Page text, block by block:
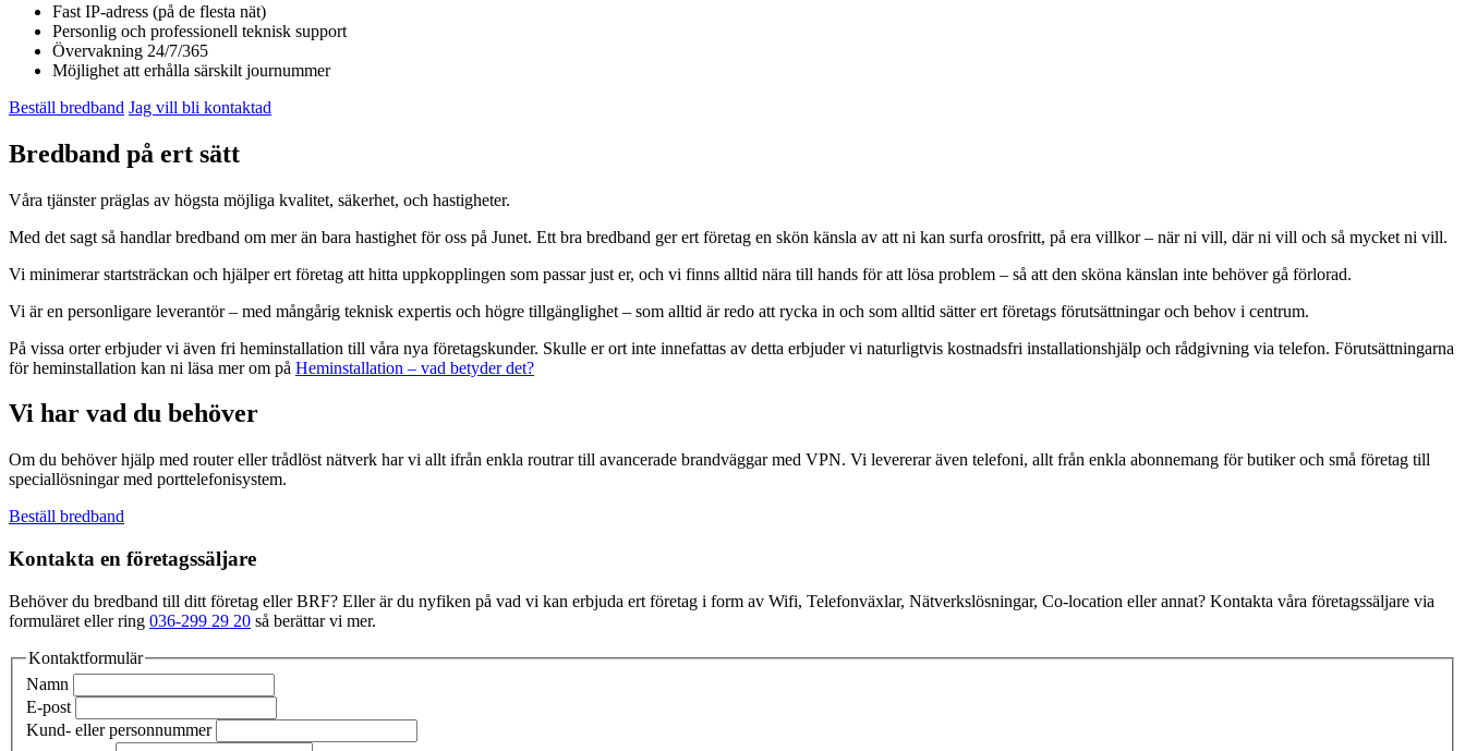
Fast IP-adress (på de flesta nät)
Personlig och professionell teknisk support
Övervakning 24/7/365
Möjlighet att erhålla särskilt journummer
Beställ bredband Jag vill bli kontaktad
Bredband på ert sätt
Våra tjänster präglas av högsta möjliga kvalitet, säkerhet, och hastigheter.
Med det sagt så handlar bredband om mer än bara hastighet för oss på Junet. Ett bra bredband ger ert företag en skön känsla av att ni kan surfa orosfritt, på era villkor – när ni vill, där ni vill och så mycket ni vill.
Vi minimerar startsträckan och hjälper ert företag att hitta uppkopplingen som passar just er, och vi finns alltid nära till hands för att lösa problem – så att den sköna känslan inte behöver gå förlorad.
Vi är en personligare leverantör – med mångårig teknisk expertis och högre tillgänglighet – som alltid är redo att rycka in och som alltid sätter ert företags förutsättningar och behov i centrum.
På vissa orter erbjuder vi även fri heminstallation till våra nya företagskunder. Skulle er ort inte innefattas av detta erbjuder vi naturligtvis kostnadsfri installationshjälp och rådgivning via telefon. Förutsättningarna
för heminstallation kan ni läsa mer om på Heminstallation – vad betyder det?
Vi har vad du behöver
Om du behöver hjälp med router eller trådlöst nätverk har vi allt ifrån enkla routrar till avancerade brandväggar med VPN. Vi levererar även telefoni, allt från enkla abonnemang för butiker och små företag till
speciallösningar med porttelefonisystem.
Beställ bredband
Kontakta en företagssäljare
Behöver du bredband till ditt företag eller BRF? Eller är du nyfiken på vad vi kan erbjuda ert företag i form av Wifi, Telefonväxlar, Nätverkslösningar, Co-location eller annat? Kontakta våra företagssäljare via
formuläret eller ring 036-299 29 20 så berättar vi mer.
Kontaktformulär
Namn
E-post
Kund- eller personnummer